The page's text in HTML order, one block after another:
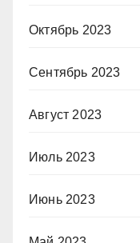
Октябрь 2023
Сентябрь 2023
Август 2023
Июль 2023
Июнь 2023